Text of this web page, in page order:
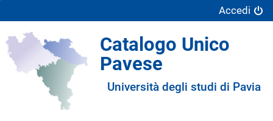
Accedi
Catalogo Unico
Pavese
Università degli studi di Pavia